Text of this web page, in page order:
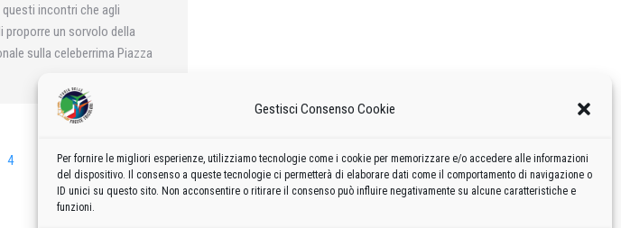
Gestisci Consenso Cookie
Per fornire le migliori esperienze, utilizziamo tecnologie come i cookie per memorizzare e/o accedere alle informazioni
del dispositivo. Il consenso a queste tecnologie ci permetterà di elaborare dati come il comportamento di navigazione o
ID unici su questo sito. Non acconsentire o ritirare il consenso può influire negativamente su alcune caratteristiche e
funzioni.
incontri che agli
proporre un sorvolo della
sulla celeberrima Piazza
4 … 10 →